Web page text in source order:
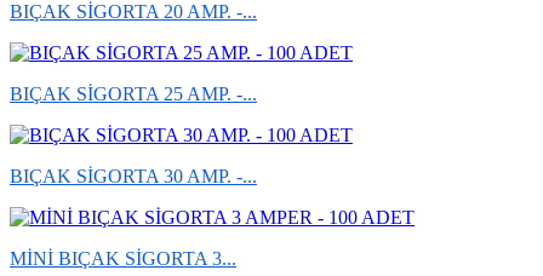
BIÇAK SİGORTA 20 AMP. -...
BIÇAK SİGORTA 25 AMP. -...
BIÇAK SİGORTA 30 AMP. -...
MİNİ BIÇAK SİGORTA 3...